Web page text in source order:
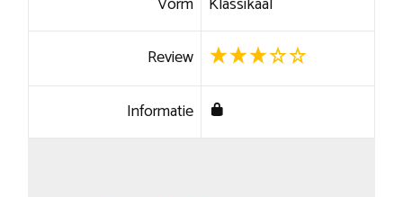
Review
Informatie